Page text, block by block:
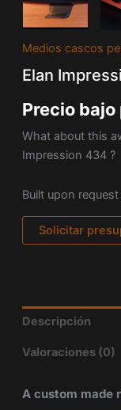
Medios cascos
Elan
Precio
What about this
Impression 434 ?
Built upon
Solicitar
Descripción
Valoraciones (0)
A custom made